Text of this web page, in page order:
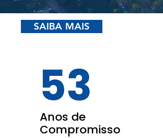
SAIBA MAIS
53
Anos de
Compromisso